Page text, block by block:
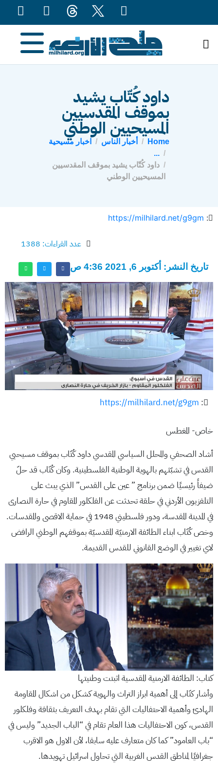
داود كُتّاب يشيد
بموقف المقدسيين
المسيحيين الوطني
Home أخبار الناس
اخبار مسيحية
...
داود كُتّاب يشيد بموقف المقدسيين
المسيحيين الوطني
:
https://milhilard.net/g9gm
عدد القراءات: 1388
تاريخ النشر: أكتوبر 6, 2021 4:36 ص
:
https://milhilard.net/g9gm
خاص- المغطس
أشاد الصحفي والمحلل السياسي المقدسي داود كُتّاب بموقف مسيحيي
القدس في تشبّثهم بالهوية الوطنية الفلسطينية. وكان كُتّاب قد حلّ
ضيفاً رئيسيًا ضمن برنامج ” عين على القدس” الذي يبث على
التلفزيون الأردني في حلقة تحدثت عن الفلكلور المقاوم في حارة النصارى
في المدينة المقدسة، ودور فلسطيني 1948 في حماية الاقصى والمقدسات.
وخص كُتّاب ابناء الطائفة الارمنيّة المقدسيّة بموقفهم الوطني الرافض
لاي تغيير في الوضع القانوني للقدس القديمة.
كتاب: الطائفة الارمنية المقدسية اثبتت وطنيتها
وأشار كتّاب إلى أهمية ابراز التراث والهوية كشكل من اشكال المقاومة
الهادئ وأهمية الاحتفاليات التي تقام بهدف التعريف بثقافة وفلكلور
القدس، كون الاحتفاليات هذا العام تقام في “الباب الجديد” وليس في
“باب العامود” كما كان متعارف عليه سابقا، لأن الاول هو الاقرب
جغرافيًا لمناطق القدس الغربية التي تحاول اسرائيل تهويدها.